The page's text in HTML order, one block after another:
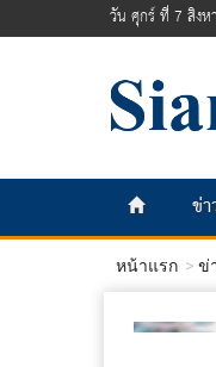
วัน ศุกร์ ที่ 7 สิงห
ข่
หน้าแรก ข่